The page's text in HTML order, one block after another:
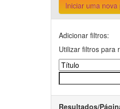
Iniciar uma nova
Adicionar filtros:
Utilizar filtros para
Resultados/